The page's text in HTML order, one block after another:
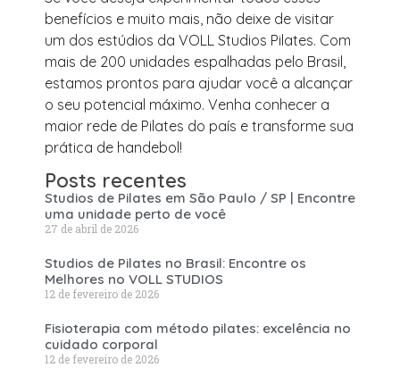
benefícios e muito mais, não deixe de visitar
um dos estúdios da VOLL Studios Pilates. Com
mais de 200 unidades espalhadas pelo Brasil,
estamos prontos para ajudar você a alcançar
o seu potencial máximo. Venha conhecer a
maior rede de Pilates do país e transforme sua
prática de handebol!
Posts recentes
Studios de Pilates em São Paulo / SP | Encontre
uma unidade perto de você
27 de abril de 2026
Studios de Pilates no Brasil: Encontre os
Melhores no VOLL STUDIOS
12 de fevereiro de 2026
Fisioterapia com método pilates: excelência no
cuidado corporal
12 de fevereiro de 2026